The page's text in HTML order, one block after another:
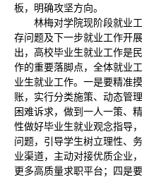
板，明确攻坚方向。
林梅对学院现阶段就业
存问题及下一步就业工作开
出，高校毕业生就业工作是
作的重要落脚点，全体就业
业生就业工作。一是要精准
账，实行分类施策、动态管
困难诉求，做到一人一策、
性做好毕业生就业观念指导
问题，引导学生树立理性、
业渠道，主动对接优质企业
更多高质量求职平台；四是